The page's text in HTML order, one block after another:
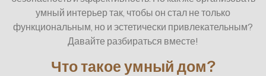
умный интерьер так, чтобы он стал не только
функциональным, но и эстетически привлекательным?
Давайте разбираться вместе!
Что такое умный дом?